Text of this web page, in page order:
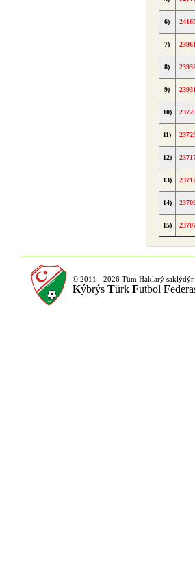
6)
7) 23961
8)
9) 23931
10)
11)
12)
13)
14)
15)
© 2011 - 2026 Tüm Haklarý saklýdýr.
Kýbrýs Türk Futbol F